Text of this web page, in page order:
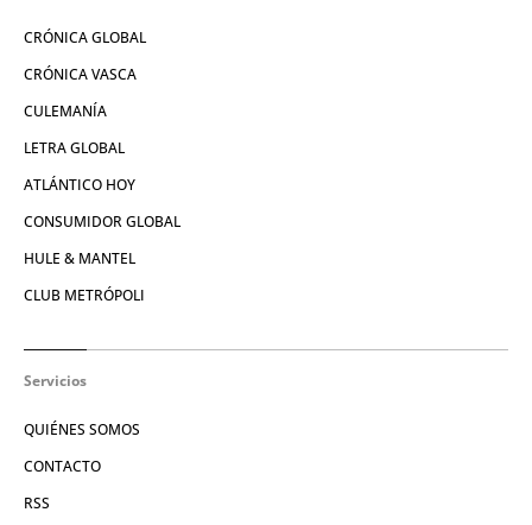
CRÓNICA GLOBAL
CRÓNICA VASCA
CULEMANÍA
LETRA GLOBAL
ATLÁNTICO HOY
CONSUMIDOR GLOBAL
HULE & MANTEL
CLUB METRÓPOLI
Servicios
QUIÉNES SOMOS
CONTACTO
RSS